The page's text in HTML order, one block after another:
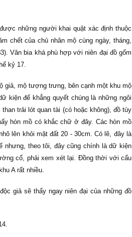
những người khai quật xác định thuộc
chết của chủ nhân mộ cùng ngày, tháng,
Văn bia khá phù hợp với niên đại đồ gốm
kỷ 17.
giả, mộ tượng trưng, bên cạnh một khu mộ
kiện để khẳng quyết chúng là những ngôi
trải lót quan tài (có hoặc không), đồ tùy
hòn mồ có khắc chữ ở đây. Các hòn mồ
lên khỏi mặt đất 20 - 30cm. Có lẽ, đây là
nhưng, theo tôi, đây cũng chính là dữ kiện
cổ, phải xem xét lại. Đồng thời với cấu
A rất nhiều.
giả sẽ thấy ngay niên đại của những đồ